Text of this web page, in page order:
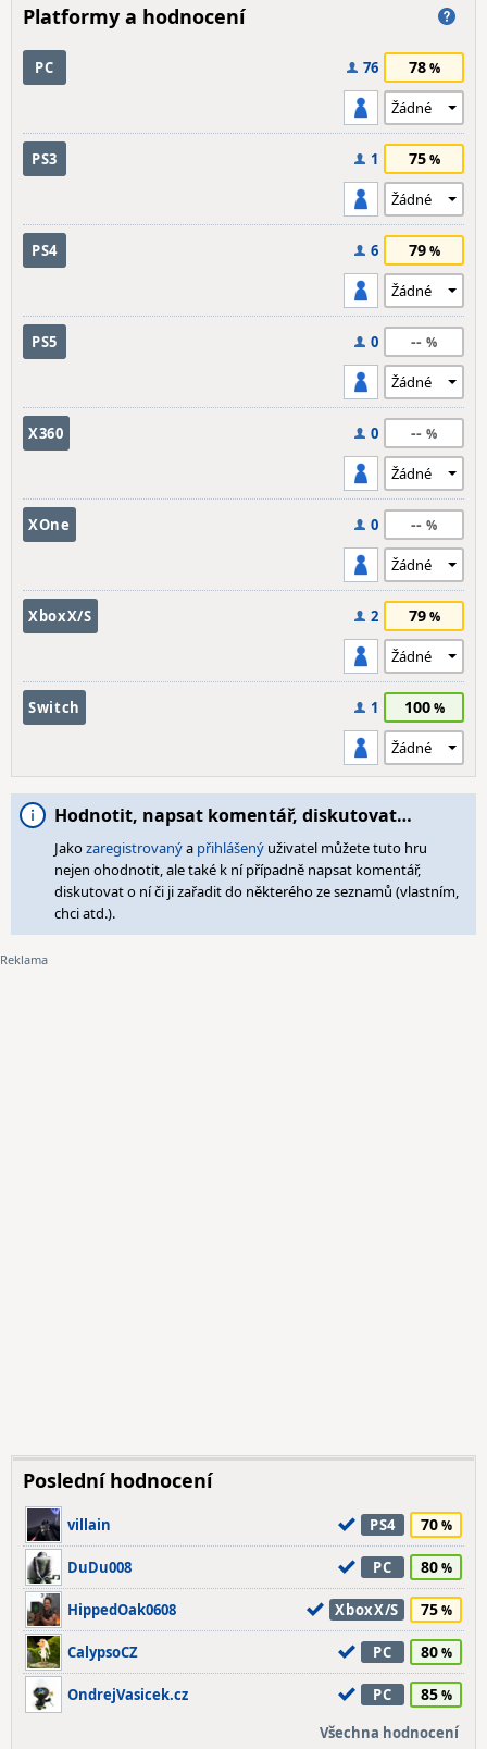
Platformy a hodnocení
PC 76 78
PS3 1 75
PS4 6 79
PS5 0 --
X360 0 --
XOne 0 --
XboxX/S 2 79
Switch 1 100
Hodnotit, napsat komentář, diskutovat…
Jakozaregistrovanýa přihlášený uživatel můžete tuto hru
nejen ohodnotit, ale také k ní případně napsat komentář,
diskutovat o ní či ji zařadit do některého ze seznamů (vlastním,
chci atd.).
Poslední hodnocení
villain PS4 70
DuDu008 PC 80
HippedOak0608 XboxX/S 75
CalypsoCZ PC 80
OndrejVasicek.cz PC 85
Všechna hodnocení